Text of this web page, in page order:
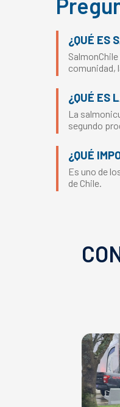
¿QUÉ ES
comunidad,
¿QUÉ ES
La
segundo
¿QUÉ
Es uno de
de Chile.